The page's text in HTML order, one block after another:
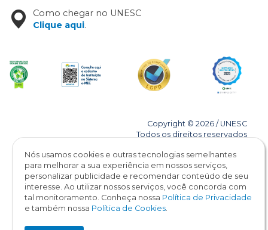
Como chegar no UNESC
Clique aqui.
Copyright © 2026 / UNESC
Todos os direitos reservados
Nós usamos cookies e outras tecnologias semelhantes
para melhorar a sua experiência em nossos serviços,
personalizar publicidade e recomendar conteúdo de seu
interesse. Ao utilizar nossos serviços, você concorda com
tal monitoramento. Conheça nossa Política de Privacidade
e também nossa Política de Cookies.